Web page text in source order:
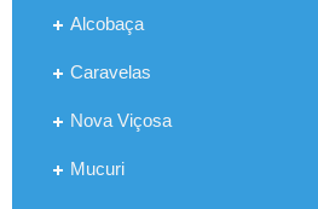
Alcobaça
Caravelas
Nova Viçosa
Mucuri